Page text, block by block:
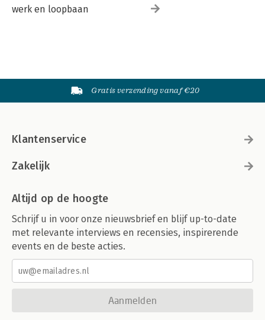
werk en loopbaan
Gratis verzending vanaf €20
Klantenservice
Zakelijk
Altijd op de hoogte
Schrijf u in voor onze nieuwsbrief en blijf up-to-date
met relevante interviews en recensies, inspirerende
events en de beste acties.
Aanmelden